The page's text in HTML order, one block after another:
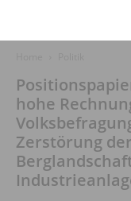
hohe
Zerstörung